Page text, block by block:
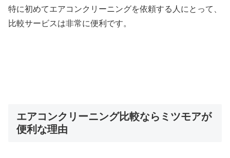
特に初めてエアコンクリーニングを依頼する人にとって、
比較サービスは非常に便利です。
エアコンクリーニング比較ならミツモアが
便利な理由